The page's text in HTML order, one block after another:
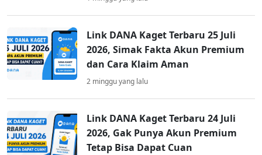
Link DANA Kaget Terbaru 25 Juli
2026, Simak Fakta Akun Premium
dan Cara Klaim Aman
2 minggu yang lalu
Link DANA Kaget Terbaru 24 Juli
2026, Gak Punya Akun Premium
Tetap Bisa Dapat Cuan